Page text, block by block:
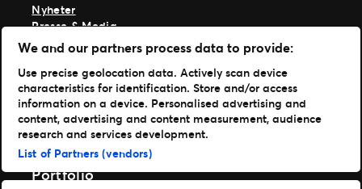
Nyheter
Presse & Media
Ekspertise
TM1-innlogging
Last ned appene våre
Ticketmaster App
TM1 Reports App (App Store)
TM1 Reports App (Google Play)
Portfolio
We and our partners process data to provide:
Use precise geolocation data. Actively scan device
characteristics for identification. Store and/or access
information on a device. Personalised advertising and
content, advertising and content measurement, audience
research and services development.
List of Partners (vendors)